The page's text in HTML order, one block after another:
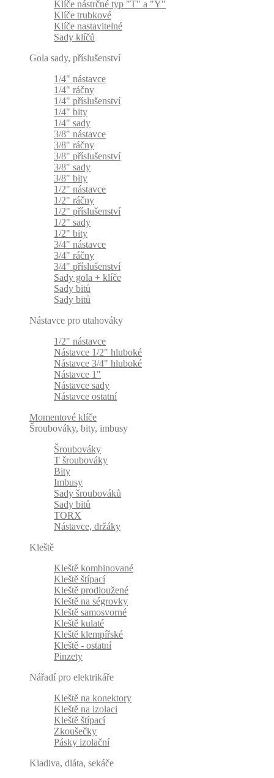
Klíče nástrčné typ "T" a "Y"
Klíče trubkové
Klíče nastavitelné
Sady klíčů
Gola sady, příslušenství
1/4" nástavce
1/4" ráčny
1/4" příslušenství
1/4" bity
1/4" sady
3/8" nástavce
3/8" ráčny
3/8" příslušenství
3/8" sady
3/8" bity
1/2" nástavce
1/2" ráčny
1/2" příslušenství
1/2" sady
1/2" bity
3/4" nástavce
3/4" ráčny
3/4" příslušenství
Sady gola + klíče
Sady bitů
Sady bitů
Nástavce pro utahováky
1/2" nástavce
Nástavce 1/2" hluboké
Nástavce 3/4" hluboké
Nástavce 1"
Nástavce sady
Nástavce ostatní
Momentové klíče
Šroubováky, bity, imbusy
Šroubováky
T šroubováky
Bity
Imbusy
Sady šroubováků
Sady bitů
TORX
Nástavce, držáky
Kleště
Kleště kombinované
Kleště štípací
Kleště prodloužené
Kleště na ségrovky
Kleště samosvorné
Kleště kulaté
Kleště klempířské
Kleště - ostatní
Pinzety
Nářadí pro elektrikáře
Kleště na konektory
Kleště na izolaci
Kleště štípací
Zkoušečky
Pásky izolační
Kladiva, dláta, sekáče